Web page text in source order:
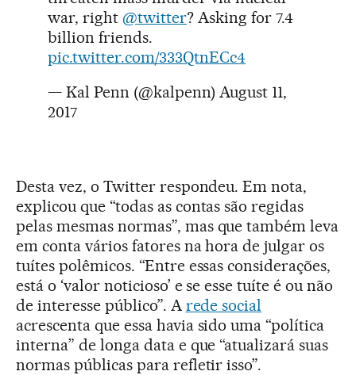
war, right @twitter? Asking for 7.4
billion friends.
pic.twitter.com/333QtnECc4
— Kal Penn (@kalpenn) August 11,
2017
Desta vez, o Twitter respondeu. Em nota,
explicou que “todas as contas são regidas
pelas mesmas normas”, mas que também leva
em conta vários fatores na hora de julgar os
tuítes polêmicos. “Entre essas considerações,
está o ‘valor noticioso’ e se esse tuíte é ou não
de interesse público”. A rede social
acrescenta que essa havia sido uma “política
interna” de longa data e que “atualizará suas
normas públicas para refletir isso”.